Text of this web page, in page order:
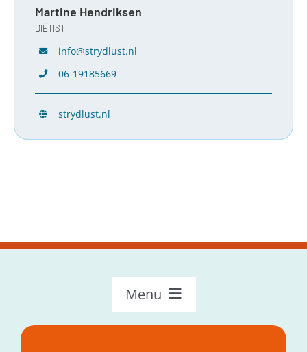
Martine Hendriksen
DIËTIST
info@strydlust.nl
06-19185669
strydlust.nl
Menu
Over OncoLokaal